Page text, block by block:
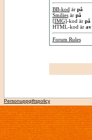
BB-kod är på
Smiliesär på
[IMG]-kod är på
HTML-kod är av
Forum Rules
Personuppgiftspolicy